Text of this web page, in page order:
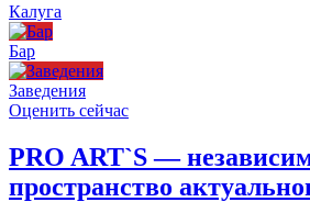
Калуга
Бар
Заведения
Оценить сейчас
PRO ART`S —
пространство